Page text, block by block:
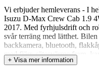
Vi erbjuder hemleverans - I
Isuzu D-Max Crew Cab 1.9
2017. Med fyrhjulsdrift och
svår terräng med lätthet.
backkamera, bluetooth,
med fjärr, sätesvärme fram,
mycket mer! Kort om bilen: •
+ Visa mer information